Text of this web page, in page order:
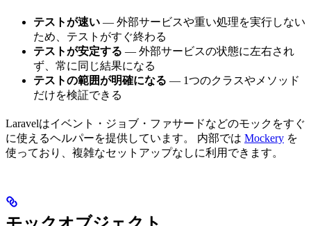
テストが速い — 外部サービスや重い処理を実行しない
ため、テストがすぐ終わる
テストが安定する — 外部サービスの状態に左右され
ず、常に同じ結果になる
テストの範囲が明確になる — 1つのクラスやメソッド
だけを検証できる
Laravelはイベント・ジョブ・ファサードなどのモックをすぐ
に使えるヘルパーを提供しています。 内部では Mockery を
使っており、複雑なセットアップなしに利用できます。